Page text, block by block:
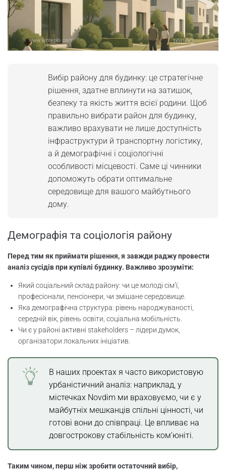
Вибір району для будинку: це стратегічне
рішення, здатне вплинути на затишок,
безпеку та якість життя всієї родини. Щоб
правильно вибрати район для будинку,
важливо врахувати не лише доступність
інфраструктури й транспортну логістику,
а й демографічні і соціологічні
особливості місцевості. Саме ці чинники
допоможуть обрати оптимальне
середовище для вашого майбутнього
дому.
Демографія та соціологія району
Перед тим як приймати рішення, я завжди раджу провести
аналіз сусідів при купівлі будинку. Важливо зрозуміти:
Який соціальний склад району: чи це молоді сім’ї,
професіонали, пенсіонери, чи змішане середовище.
Яка демографічна структура: рівень народжуваності,
середній вік, рівень освіти, соціальна мобільність.
Чи є у районі активні stakeholders – лідери думок,
організатори локальних ініціатив.
В наших проектах я часто використовую
урбаністичний аналіз: наприклад, у
містечках Novdim ми враховуємо, чи є у
майбутніх мешканців спільні цінності, чи
готові вони до співпраці. Це впливає на
довгострокову стабільність ком’юніті.
Таким чином, перш ніж зробити остаточний вибір,